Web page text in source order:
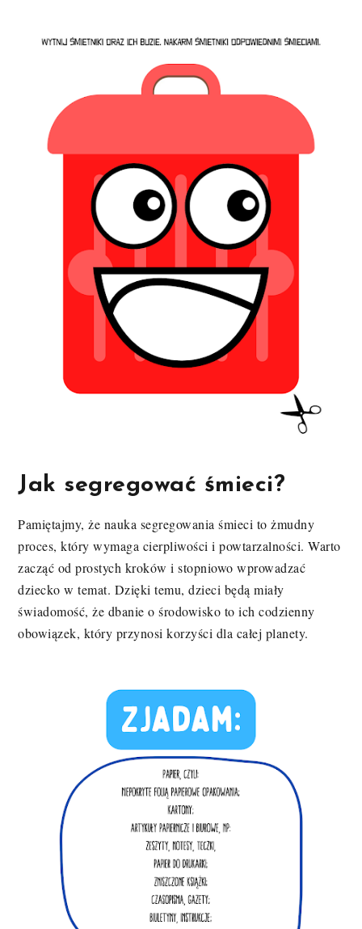
Jak segregować śmieci?
Pamiętajmy, że nauka segregowania śmieci to żmudny
proces, który wymaga cierpliwości i powtarzalności. Warto
zacząć od prostych kroków i stopniowo wprowadzać
dziecko w temat. Dzięki temu, dzieci będą miały
świadomość, że dbanie o środowisko to ich codzienny
obowiązek, który przynosi korzyści dla całej planety.